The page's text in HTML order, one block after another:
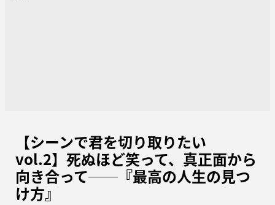
【シーンで君を切り取りたい
vol.2】死ぬほど笑って、真正面から
向き合って──『最高の人生の見つ
け方』